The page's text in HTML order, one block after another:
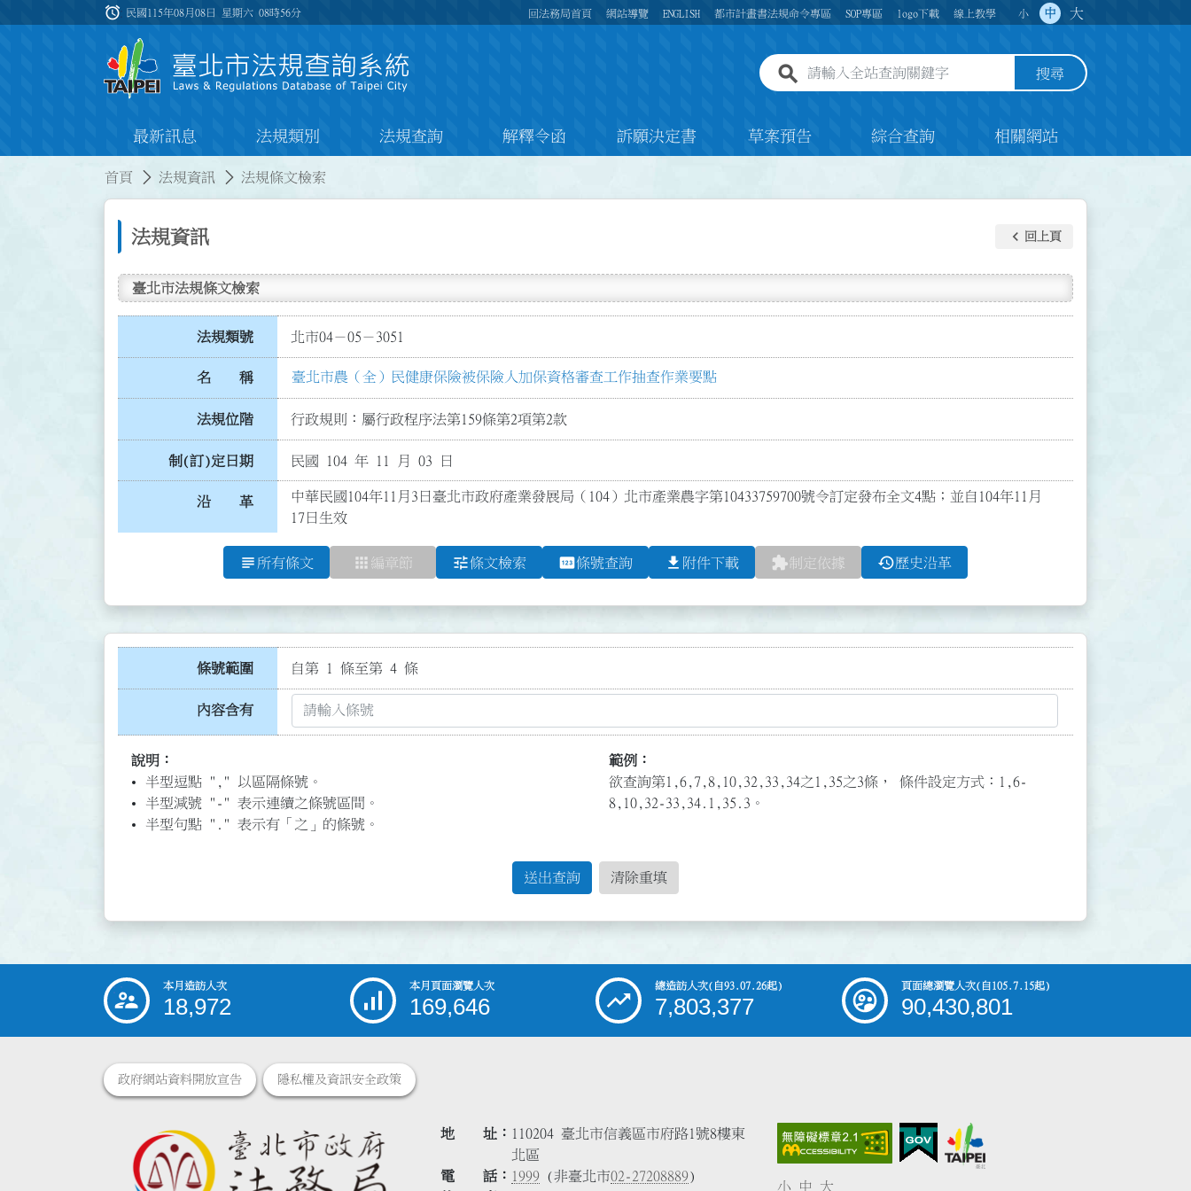
:::
alarm 民國115年08月08日 星期六08時56分 回法務局首頁 網站導覽 ENGLISH 都市計畫書法規命令專區 SOP專區 logo下載 線上教學 小 中 大
全站查詢關鍵字欄位 搜尋
最新訊息 法規類別 法規查詢 解釋令函 訴願決定書 草案預告 綜合查詢 相關網站
首頁 法規資訊 法規條文檢索
法規資訊 keyboard_arrow_left 回上頁
臺北市法規條文檢索
法規類號 北市04－05－3051
名 稱 臺北市農（全）民健康保險被保險人加保資格審查工作抽查作業要點
法規位階 行政規則：屬行政程序法第159條第2項第2款
制(訂)定日期 民國 104 年 11 月 03 日
沿 革
中華民國104年11月3日臺北市政府產業發展局（104）北市產業農字第10433759700號令訂定發布全文4點；並自104年11月
17日生效
subject 所有條文 apps 編章節 tune條文檢索 pin條號查詢 file_download 附件下載 extension制定依據 history歷史沿革
條號範圍 自第 1 條至第 4 條
內容含有
說明：
半型逗點 "," 以區隔條號。
半型減號 "-" 表示連續之條號區間。
半型句點 "." 表示有「之」的條號。
範例：
欲查詢第1,6,7,8,10,32,33,34之1,35之3條， 條件設定方式：1,6-
8,10,32-33,34.1,35.3。
送出查詢 清除重填
::: 本月造訪人次
18,972
本月頁面瀏覽人次
169,646
總造訪人次(自93.07.26起)
7,803,377
頁面總瀏覽人次(自105.7.15起)
90,430,801
政府網站資料開放宣告 隱私權及資訊安全政策
地 址
110204 臺北市信義區市府路1號8樓東
北區
電 話
1999 (非臺北市02-27208889)
小 中 大